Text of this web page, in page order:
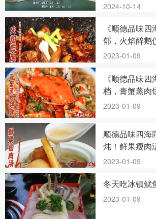
2024-10-14
《顺德品味
郁，火焰醉鹅
2023-01-09
《顺德品味
档，膏蟹蒸肉
2023-01-09
顺德品味四海
炖！鲜果瘦肉
2023-01-09
冬天吃冰镇鱿
2023-01-09